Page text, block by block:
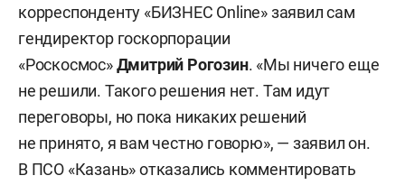
корреспонденту «БИЗНЕС Online» заявил сам
гендиректор госкорпорации
«Роскосмос»Дмитрий Рогозин. «Мы ничего еще
не решили. Такого решения нет. Там идут
переговоры, но пока никаких решений
не принято, я вам честно говорю», — заявил он.
В ПСО «Казань» отказались комментировать